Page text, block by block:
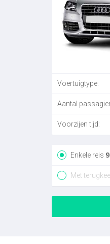
Voertuigtype:
Aantal
Voorzijen tijd:
Enkele reis
Met